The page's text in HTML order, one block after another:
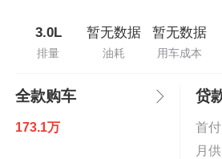
3.0L
排量
暂无数据
油耗
暂无数据
用车成本
全款购车
173.1万
贷
首付
月供